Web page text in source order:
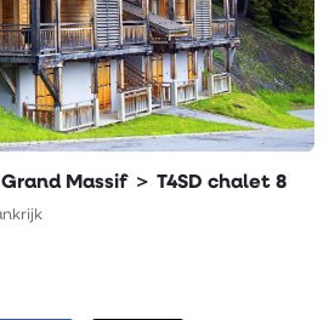
Massif ＞ T4SD chalet 8